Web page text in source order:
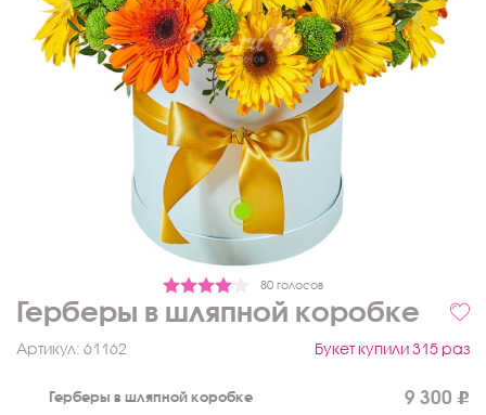
80 голосов
Герберы в шляпной коробке
Артикул: 61162 Букет купили 315 раз
Герберы в шляпной коробке 9 300